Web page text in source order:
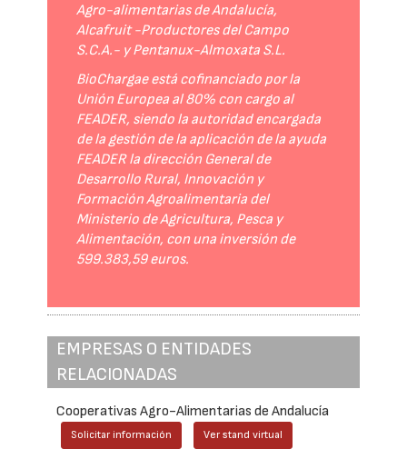
Agro-alimentarias de Andalucía,
Alcafruit -Productores del Campo
S.C.A.- y Pentanux-Almoxata S.L.
BioChargae está cofinanciado por la
Unión Europea al 80% con cargo al
FEADER, siendo la autoridad encargada
de la gestión de la aplicación de la ayuda
FEADER la dirección General de
Desarrollo Rural, Innovación y
Formación Agroalimentaria del
Ministerio de Agricultura, Pesca y
Alimentación, con una inversión de
599.383,59 euros.
EMPRESAS O ENTIDADES
RELACIONADAS
Cooperativas Agro-Alimentarias de Andalucía
Solicitar información Ver stand virtual